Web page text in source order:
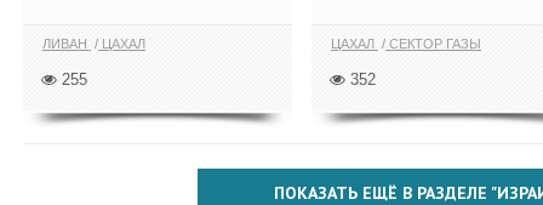
ЛИВАН ЦАХАЛ
255
ЦАХАЛ СЕКТОР ГАЗЫ
352
ПОКАЗАТЬ ЕЩЁ В РАЗДЕЛЕ